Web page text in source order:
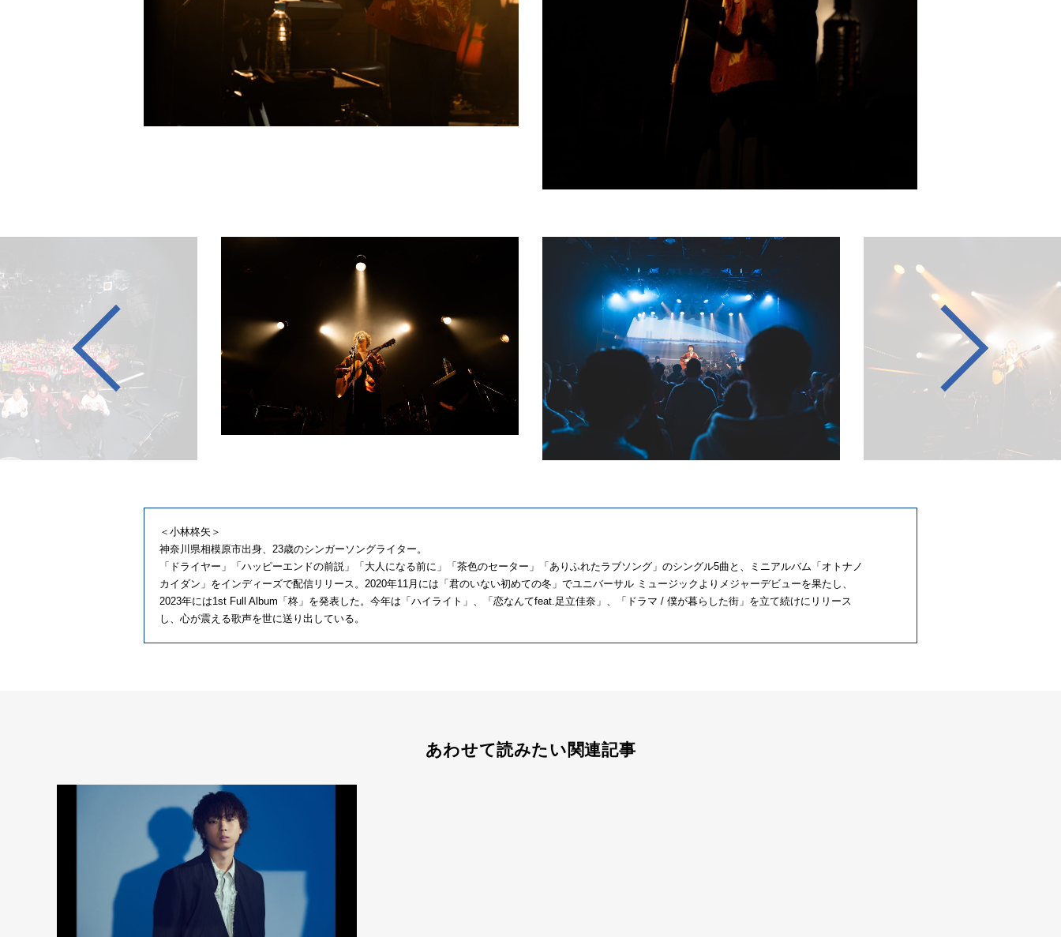
＜小林柊矢＞
神奈川県相模原市出身、23歳のシンガーソングライター。
「ドライヤー」「ハッピーエンドの前説」「大人になる前に」「茶色のセーター」「ありふれたラブソング」のシングル5曲と、ミニアルバム「オトナノ
カイダン」をインディーズで配信リリース。2020年11月には「君のいない初めての冬」でユニバーサル ミュージックよりメジャーデビューを果たし、
2023年には1st Full Album「柊」を発表した。今年は「ハイライト」、「恋なんてfeat.足立佳奈」、「ドラマ / 僕が暮らした街」を立て続けにリリース
し、心が震える歌声を世に送り出している。
あわせて読みたい関連記事